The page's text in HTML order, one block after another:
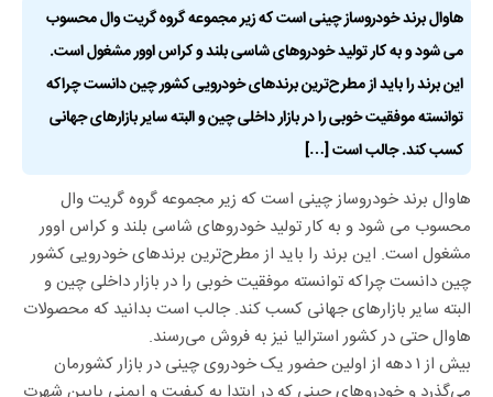
هاوال برند خودروساز چینی است که زیر مجموعه گروه گریت وال محسوب
می شود و به کار تولید خودروهای شاسی بلند و کراس اوور مشغول است.
این برند را باید از مطرح‌ترین برندهای خودرویی کشور چین دانست چراکه
توانسته موفقیت خوبی را در بازار داخلی چین و البته سایر بازارهای جهانی
کسب کند. جالب است […]
هاوال برند خودروساز چینی است که زیر مجموعه گروه گریت وال
محسوب می شود و به کار تولید خودروهای شاسی بلند و کراس اوور
مشغول است. این برند را باید از مطرح‌ترین برندهای خودرویی کشور
چین دانست چراکه توانسته موفقیت خوبی را در بازار داخلی چین و
البته سایر بازارهای جهانی کسب کند. جالب است بدانید که محصولات
هاوال حتی در کشور استرالیا نیز به فروش می‌رسند.
بیش از ۱ دهه از اولین حضور یک خودروی چینی در بازار کشورمان